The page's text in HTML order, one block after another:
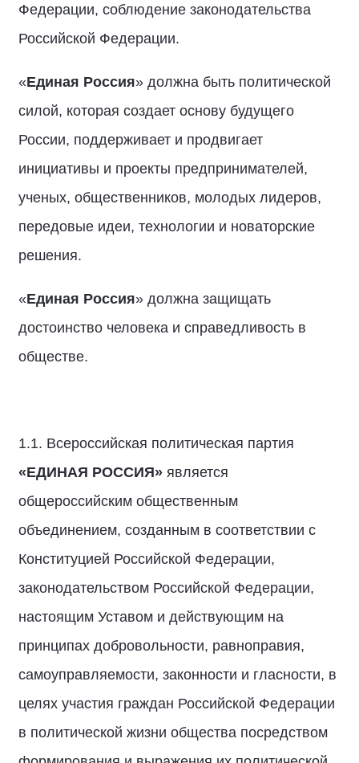
Федерации, соблюдение законодательства
Российской Федерации.
«Единая Россия» должна быть политической
силой, которая создает основу будущего
России, поддерживает и продвигает
инициативы и проекты предпринимателей,
ученых, общественников, молодых лидеров,
передовые идеи, технологии и новаторские
решения.
«Единая Россия» должна защищать
достоинство человека и справедливость в
обществе.
1.1. Всероссийская политическая партия
«ЕДИНАЯ РОССИЯ» является
общероссийским общественным
объединением, созданным в соответствии с
Конституцией Российской Федерации,
законодательством Российской Федерации,
настоящим Уставом и действующим на
принципах добровольности, равноправия,
самоуправляемости, законности и гласности, в
целях участия граждан Российской Федерации
в политической жизни общества посредством